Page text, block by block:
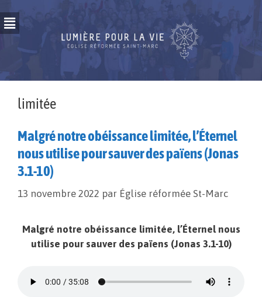
limitée
Malgré notre obéissance limitée, l’Éternel
nous utilise pour sauver des païens (Jonas
3.1-10)
13 novembre 2022 par Église réformée St-Marc
Malgré notre obéissance limitée, l’Éternel nous
utilise pour sauver des païens (Jonas 3.1-10)